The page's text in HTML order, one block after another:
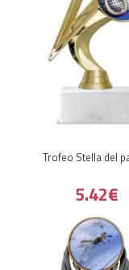
Trofeo Stella del
5.42€